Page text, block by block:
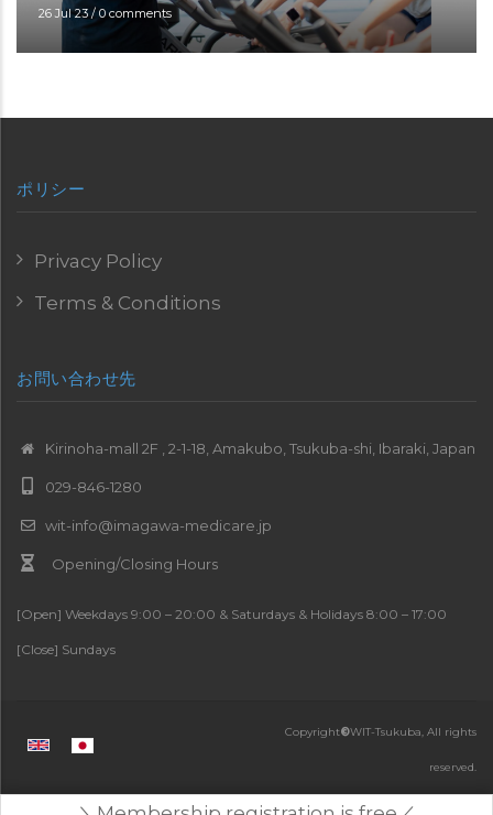
26 Jul 23/ 0 comments
ポリシー
Privacy Policy
Terms & Conditions
お問い合わせ先
Kirinoha-mall 2F , 2-1-18, Amakubo, Tsukuba-shi, Ibaraki, Japan
029-846-1280
wit-info@imagawa-medicare.jp
Opening/Closing Hours
[Open] Weekdays 9:00 – 20:00 & Saturdays & Holidays 8:00 – 17:00
[Close] Sundays
Copyright©WIT-Tsukuba, All rights
reserved.